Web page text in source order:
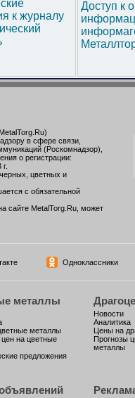
к журналу
Доступ к
в сфере связи,
(Роскомнадзор),
о регистрации:
цветных и
с обязательной
сайте MetalTorg.Ru, может
Одноклассники
металлы
металлы
на цветные
предложения
Новости
Аналитика
Цены на
Прогнозы
металлы